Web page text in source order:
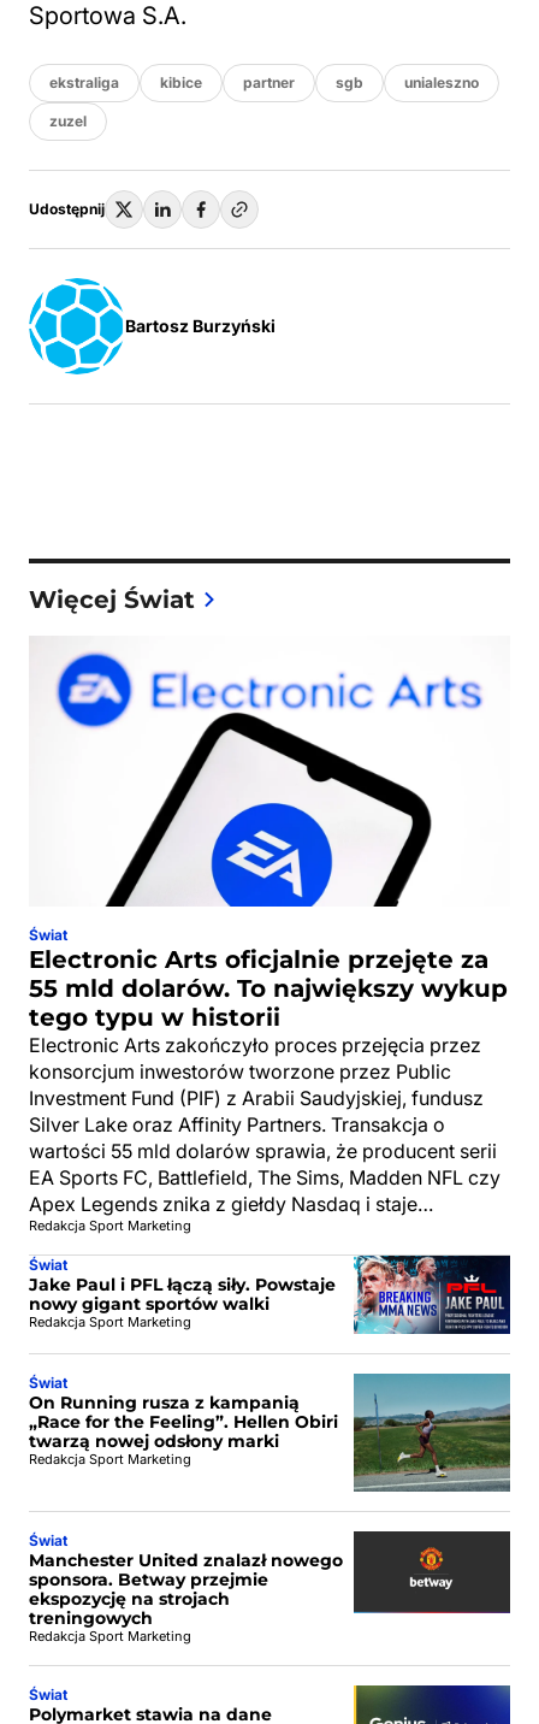
Sportowa S.A.
ekstraliga kibice partner sgb unialeszno
zuzel
Udostępnij
Bartosz Burzyński
Więcej Świat
Świat
Electronic Arts oficjalnie przejęte za
55 mld dolarów. To największy wykup
tego typu w historii
Electronic Arts zakończyło proces przejęcia przez
konsorcjum inwestorów tworzone przez Public
Investment Fund (PIF) z Arabii Saudyjskiej, fundusz
Silver Lake oraz Affinity Partners. Transakcja o
wartości 55 mld dolarów sprawia, że producent serii
EA Sports FC, Battlefield, The Sims, Madden NFL czy
Apex Legends znika z giełdy Nasdaq i staje…
Redakcja Sport Marketing
Świat
Jake Paul i PFL łączą siły. Powstaje
nowy gigant sportów walki
Redakcja Sport Marketing
Świat
On Running rusza z kampanią
„Race for the Feeling”. Hellen Obiri
twarzą nowej odsłony marki
Redakcja Sport Marketing
Świat
Manchester United znalazł nowego
sponsora. Betway przejmie
ekspozycję na strojach
treningowych
Redakcja Sport Marketing
Świat
Polymarket stawia na dane